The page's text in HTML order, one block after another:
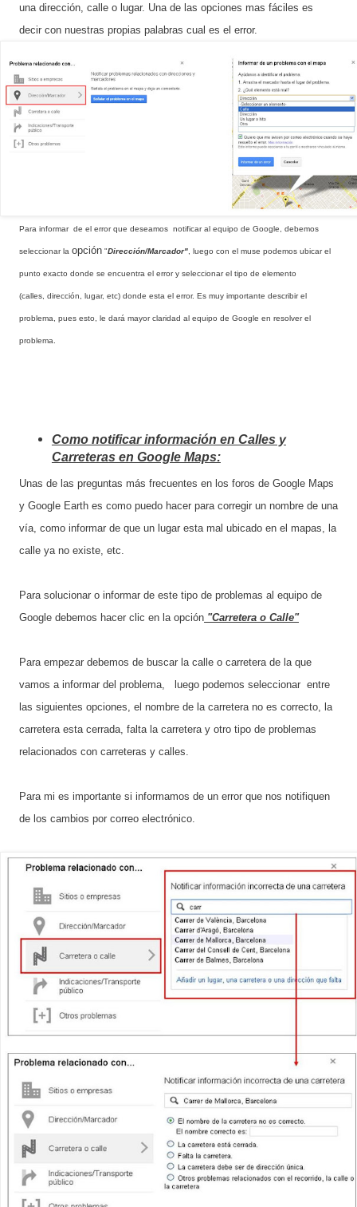
una dirección, calle o lugar. Una de las opciones mas fáciles es
decir con nuestras propias palabras cual es el error.
Para informar de el error que deseamos notificar al equipo de Google, debemos
seleccionar la opción "Dirección/Marcador" , luego con el muse podemos ubicar el
punto exacto donde se encuentra el error y seleccionar el tipo de elemento
(calles, dirección , lugar, etc) donde esta el error. Es muy importante describir el
problema, pues esto, le dará mayor claridad al equipo de Google en resolver el
problema.
Como notificar información en Calles y
Carreteras en Google Maps:
Unas de las preguntas más frecuentes en los foros de Google Maps
y Google Earth es como puedo hacer para corregir un nombre de una
vía, como informar de que un lugar esta mal ubicado en el mapas, la
calle ya no existe, etc.
Para solucionar o informar de este tipo de problemas al equipo de
Google debemos hacer clic en la opción "Carretera o Calle"
Para empezar debemos de buscar la calle o carretera de la que
vamos a informar del problema, luego podemos seleccionar entre
las siguientes opciones, el nombre de la carretera no es correcto, la
carretera esta cerrada, falta la carretera y otro tipo de problemas
relacionados con carreteras y calles.
Para mi es importante si informamos de un error que nos notifiquen
de los cambios por correo electrónico.